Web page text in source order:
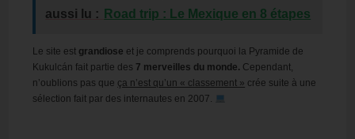
aussi lu : Road trip : Le Mexique en 8 étapes
Le site est grandiose et je comprends pourquoi la Pyramide de
Kukulcán fait partie des 7 merveilles du monde. Cependant,
n’oublions pas que ça n’est qu’un « classement » crée suite à une
sélection fait par des internautes en 2007.